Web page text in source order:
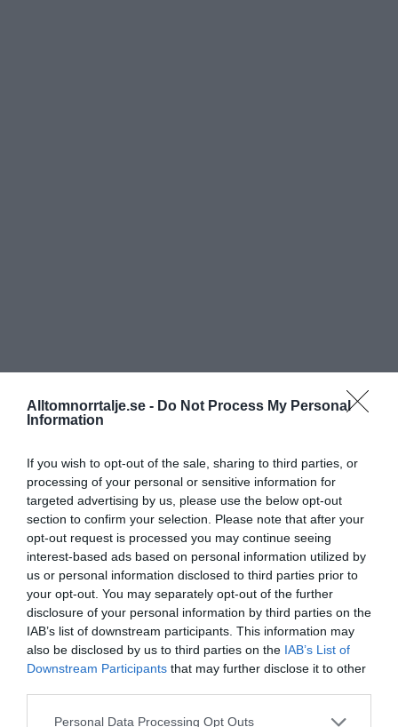
Alltomnorrtalje.se - Do Not Process My Personal
Information
If you wish to opt-out of the sale, sharing to third parties, or
processing of your personal or sensitive information for
targeted advertising by us, please use the below opt-out
section to confirm your selection. Please note that after your
opt-out request is processed you may continue seeing
interest-based ads based on personal information utilized by
us or personal information disclosed to third parties prior to
your opt-out. You may separately opt-out of the further
disclosure of your personal information by third parties on the
IAB’s list of downstream participants. This information may
also be disclosed by us to third parties on the IAB’s List of
Downstream Participants that may further disclose it to other
Personal Data Processing Opt Outs